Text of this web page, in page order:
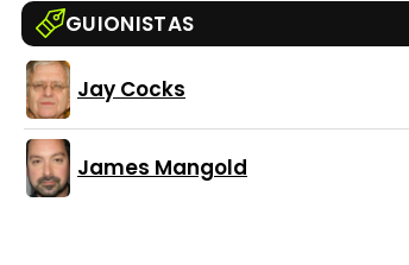
GUIONISTAS
Jay Cocks
James Mangold